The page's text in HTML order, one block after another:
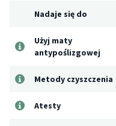
Nadaje się do
Użyj maty
antypoślizgowej
Metody czyszczenia
Atesty